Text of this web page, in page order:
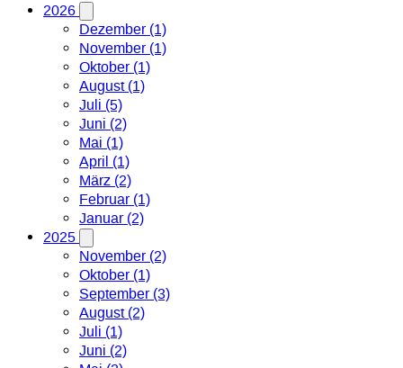
2026
Dezember (1)
November (1)
Oktober (1)
August (1)
Juli (5)
Juni (2)
Mai (1)
April (1)
März (2)
Februar (1)
Januar (2)
2025
November (2)
Oktober (1)
September (3)
August (2)
Juli (1)
Juni (2)